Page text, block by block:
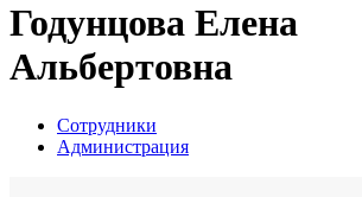
Годунцова Елена
Альбертовна
Сотрудники
Администрация